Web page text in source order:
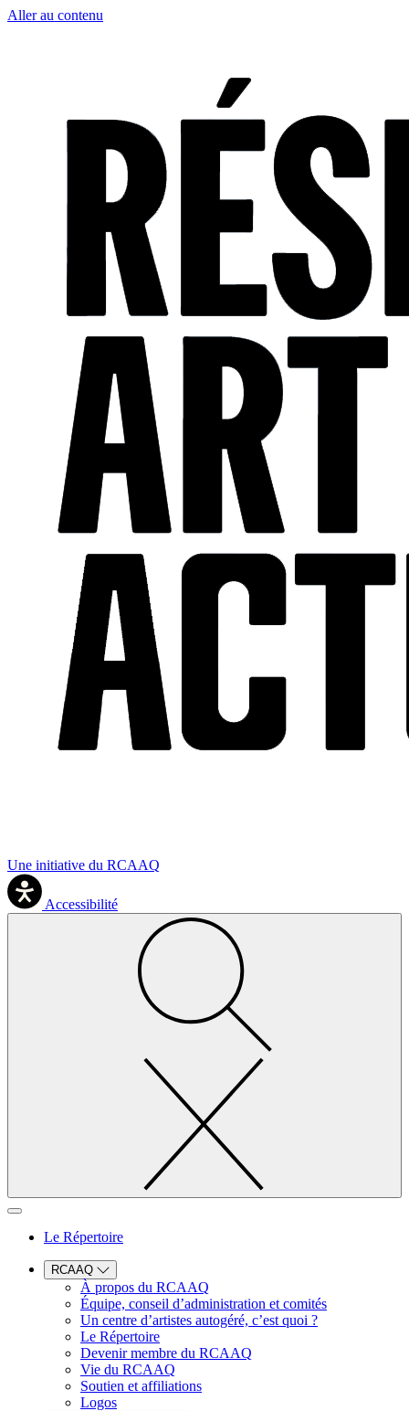
Aller au contenu
Une initiative du RCAAQ
Accessibilité
Le Répertoire
RCAAQ
À propos du RCAAQ
Équipe, conseil d’administration et comités
Un centre d’artistes autogéré, c’est quoi ?
Le Répertoire
Devenir membre du RCAAQ
Vie du RCAAQ
Soutien et affiliations
Logos